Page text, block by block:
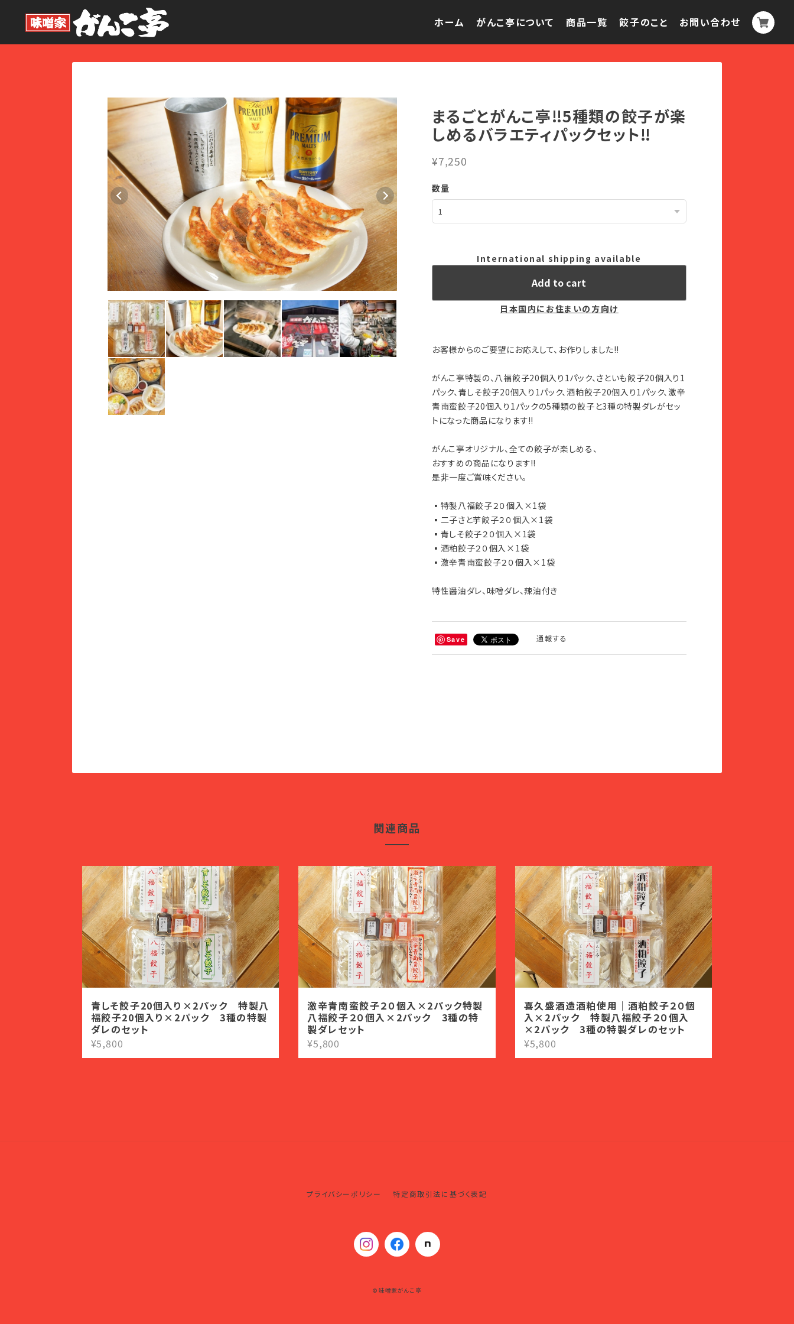
ホーム がんこ亭について 商品一覧 餃子のこと お問い合わせ
まるごとがんこ亭‼︎5種類の餃子が楽
しめるバラエティパックセット‼︎
¥7,250
数量
International shipping available
Add to cart
日本国内にお住まいの方向け
お客様からのご要望にお応えして、お作りしました‼︎
がんこ亭特製の、八福餃子20個入り1パック、さといも餃子20個入り1
パック、青しそ餃子20個入り1パック、酒粕餃子20個入り1パック、激辛
青南蛮餃子20個入り1パックの5種類の餃子と3種の特製ダレがセッ
トになった商品になります‼︎
がんこ亭オリジナル、全ての餃子が楽しめる、
おすすめの商品になります‼︎
是非一度ご賞味ください。
▪️特製八福餃子２０個入×1袋
▪️二子さと芋餃子２０個入×1袋
▪️青しそ餃子２０個入×1袋
▪️酒粕餃子２０個入×1袋
▪️激辛青南蛮餃子２０個入×1袋
特性醤油ダレ、味噌ダレ、辣油付き
Save 通報する
関連商品
青しそ餃子20個入り×2パック 特製八
福餃子20個入り×2パック 3種の特製
ダレのセット
¥5,800
激辛青南蛮餃子２０個入×2パック特製
八福餃子２０個入×2パック 3種の特
製ダレセット
¥5,800
喜久盛酒造酒粕使用｜酒粕餃子２０個
入×2パック 特製八福餃子２０個入
×2パック 3種の特製ダレのセット
¥5,800
プライバシーポリシー 特定商取引法に基づく表記
© 味噌家がんこ亭